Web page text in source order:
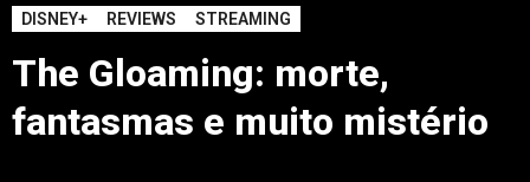
DISNEY+ REVIEWS STREAMING
The Gloaming: morte,
fantasmas e muito mistério